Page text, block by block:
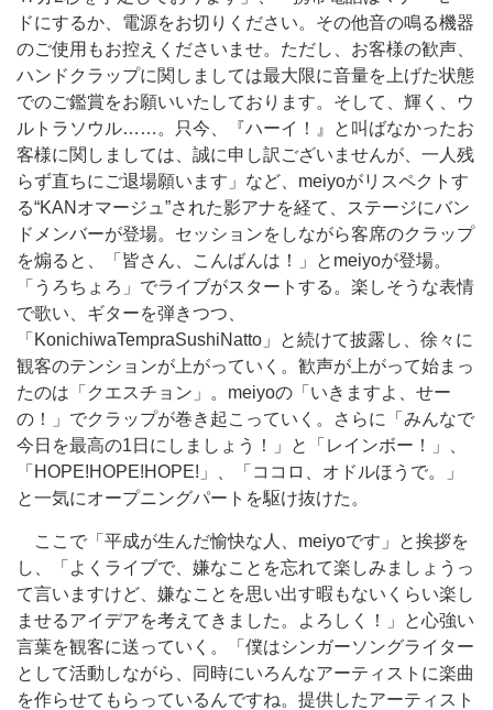
ドにするか、電源をお切りください。その他音の鳴る機器
のご使用もお控えくださいませ。ただし、お客様の歓声、
ハンドクラップに関しましては最大限に音量を上げた状態
でのご鑑賞をお願いいたしております。そして、輝く、ウ
ルトラソウル……。只今、『ハーイ！』と叫ばなかったお
客様に関しましては、誠に申し訳ございませんが、一人残
らず直ちにご退場願います」など、meiyoがリスペクトす
る“KANオマージュ”された影アナを経て、ステージにバン
ドメンバーが登場。セッションをしながら客席のクラップ
を煽ると、「皆さん、こんばんは！」とmeiyoが登場。
「うろちょろ」でライブがスタートする。楽しそうな表情
で歌い、ギターを弾きつつ、
「KonichiwaTempraSushiNatto」と続けて披露し、徐々に
観客のテンションが上がっていく。歓声が上がって始まっ
たのは「クエスチョン」。meiyoの「いきますよ、せー
の！」でクラップが巻き起こっていく。さらに「みんなで
今日を最高の1日にしましょう！」と「レインボー！」、
「HOPE!HOPE!HOPE!」、「ココロ、オドルほうで。」
と一気にオープニングパートを駆け抜けた。
ここで「平成が生んだ愉快な人、meiyoです」と挨拶を
し、「よくライブで、嫌なことを忘れて楽しみましょうっ
て言いますけど、嫌なことを思い出す暇もないくらい楽し
ませるアイデアを考えてきました。よろしく！」と心強い
言葉を観客に送っていく。「僕はシンガーソングライター
として活動しながら、同時にいろんなアーティストに楽曲
を作らせてもらっているんですね。提供したアーティスト